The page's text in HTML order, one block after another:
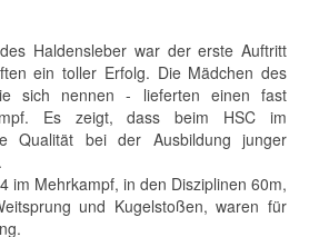
Haldensleber war der erste Auftritt
ein toller Erfolg. Die Mädchen des
sich nennen - lieferten einen fast
Es zeigt, dass beim HSC im
Qualität bei der Ausbildung junger
im Mehrkampf, in den Disziplinen 60m,
und Kugelstoßen, waren für